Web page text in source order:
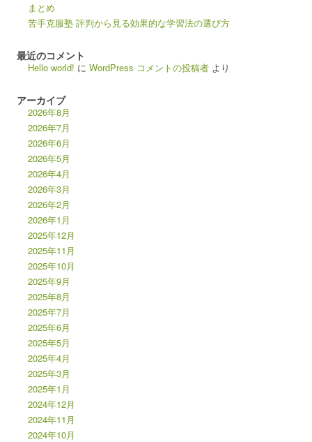
まとめ
苦手克服塾 評判から見る効果的な学習法の選び方
最近のコメント
Hello world! に WordPress コメントの投稿者 より
アーカイブ
2026年8月
2026年7月
2026年6月
2026年5月
2026年4月
2026年3月
2026年2月
2026年1月
2025年12月
2025年11月
2025年10月
2025年9月
2025年8月
2025年7月
2025年6月
2025年5月
2025年4月
2025年3月
2025年1月
2024年12月
2024年11月
2024年10月